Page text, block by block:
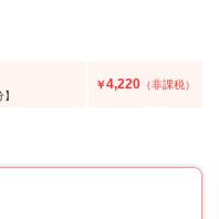
￥4,220 （非課税）